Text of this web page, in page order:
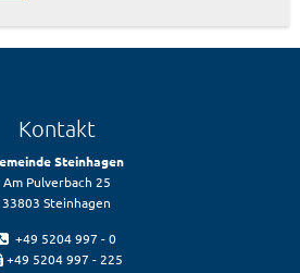
Kontakt
Steinhagen
Am Pulverbach 25
33803 Steinhagen
+49 5204 997 - 0
+49 5204 997 - 225